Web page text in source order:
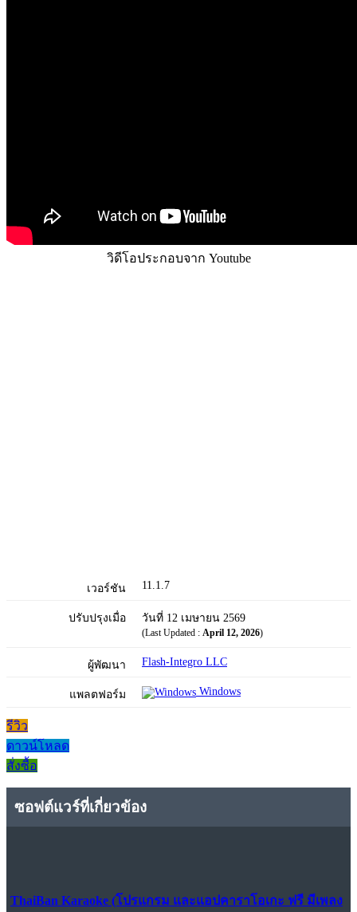
วิดีโอประกอบจาก Youtube
เวอร์ชัน 11.1.7
ปรับปรุงเมื่อ วันที่ 12 เมษายน 2569
(Last Updated : April 12, 2026)
ผู้พัฒนา Flash-Integro LLC
แพลตฟอร์ม Windows
รีวิว
ดาวน์โหลด
สั่งซื้อ
ซอฟต์แวร์ที่เกี่ยวข้อง
ThaiBan Karaoke (โปรแกรม และแอปคาราโอเกะ ฟรี มีเพลง